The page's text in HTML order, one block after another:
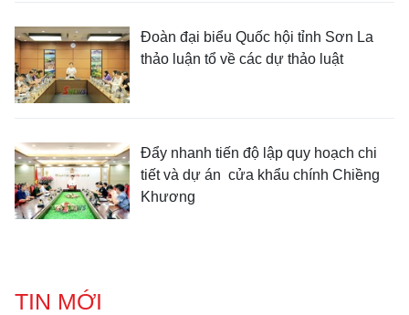
Đoàn đại biểu Quốc hội tỉnh Sơn La
thảo luận tổ về các dự thảo luật
Đẩy nhanh tiến độ lập quy hoạch chi
tiết và dự án cửa khẩu chính Chiềng
Khương
TIN MỚI